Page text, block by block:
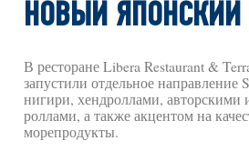
НОВЫЙ ЯПОНСКИЙ
В ресторане Libera Restaurant &
запустили отдельное
нигири, хендроллами, авторскими
роллами, а также акцентом на
морепродукты.